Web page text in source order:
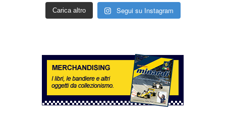
Carica altro Segui su Instagram